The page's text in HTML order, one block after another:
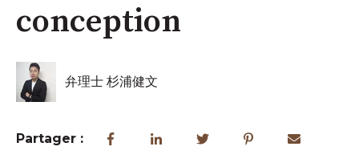
conception
弁理士 杉浦健文
Partager :